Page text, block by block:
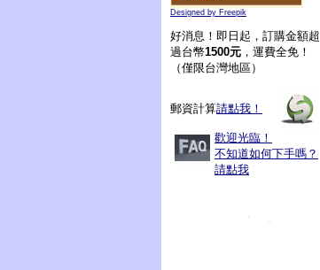
Designed by Freepik
好消息！即日起，訂購金額超
過台幣1500元 ，運費全免！
（僅限台灣地區）
郵資計算請點我！
歡迎光臨！
不知道如何下手嗎？
請點我